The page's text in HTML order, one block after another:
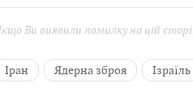
Ви виявили помилку на цій
Іран Ядерна зброя Ізраїль